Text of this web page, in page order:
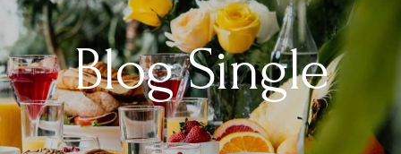
Blog Single